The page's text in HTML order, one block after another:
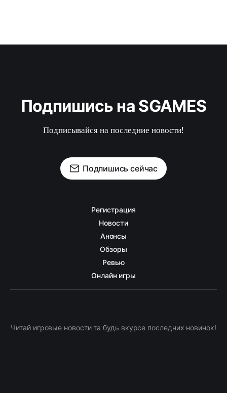
Подпишись на SGAMES
Подписывайся на последние новости!
Подпишись сейчас
Регистрация
Новости
Анонсы
Обзоры
Ревью
Онлайн игры
Читай игровые новости та будь вкурсе последних новинок!